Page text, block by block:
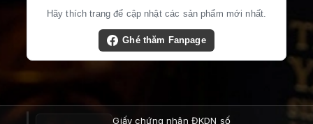
Hãy thích trang để cập nhật các sản phẩm mới nhất.
Ghé thăm Fanpage
Giấy chứng nhận ĐKDN số